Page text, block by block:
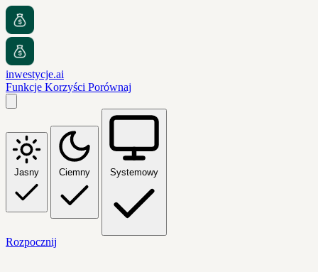
inwestycje.ai
Funkcje Korzyści Porównaj
Jasny Ciemny Systemowy
Rozpocznij